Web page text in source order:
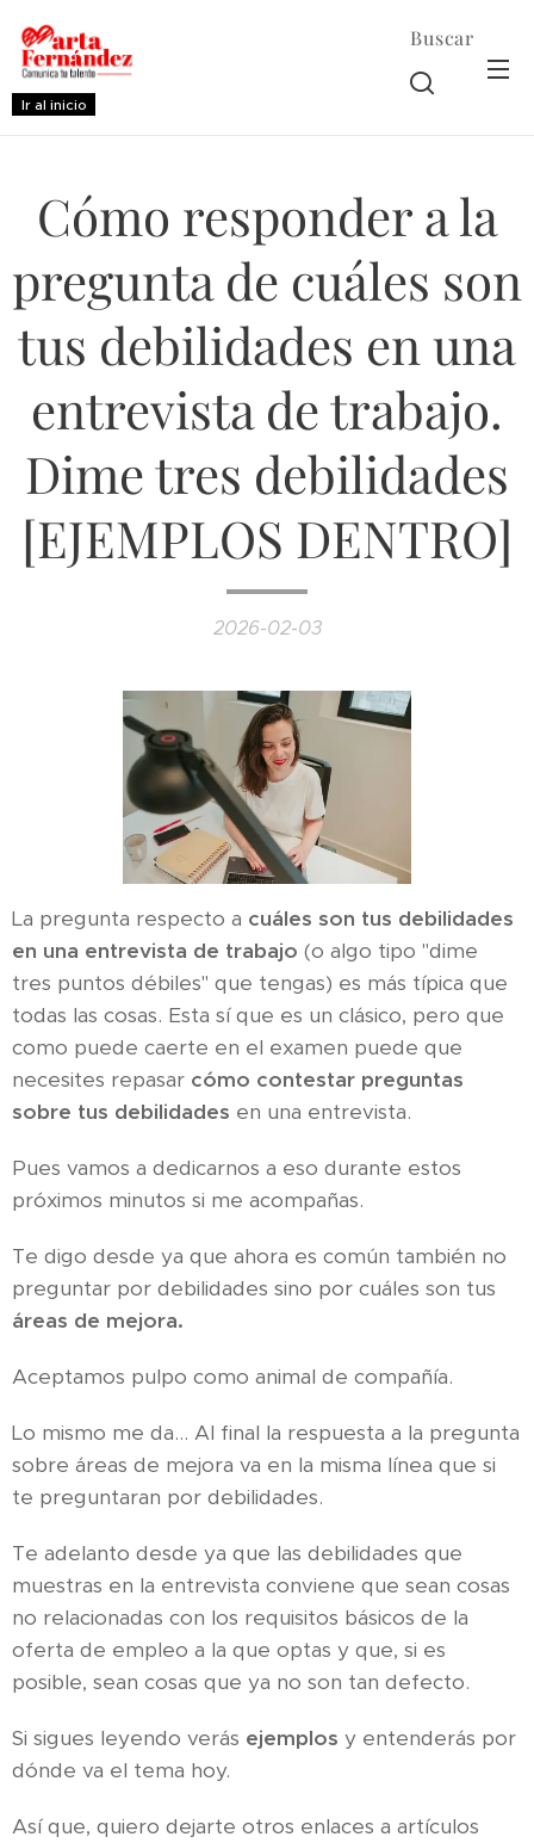
Ir al inicio
Buscar
Cómo responder a la
pregunta de cuáles son
tus debilidades en una
entrevista de trabajo.
Dime tres debilidades
[EJEMPLOS DENTRO]
2026-02-03
La pregunta respecto a cuáles son tus debilidades
en una entrevista de trabajo (o algo tipo "dime
tres puntos débiles" que tengas) es más típica que
todas las cosas. Esta sí que es un clásico, pero que
como puede caerte en el examen puede que
necesites repasar cómo contestar preguntas
sobre tus debilidades en una entrevista.
Pues vamos a dedicarnos a eso durante estos
próximos minutos si me acompañas.
Te digo desde ya que ahora es común también no
preguntar por debilidades sino por cuáles son tus
áreas de mejora.
Aceptamos pulpo como animal de compañía.
Lo mismo me da… Al final la respuesta a la pregunta
sobre áreas de mejora va en la misma línea que si
te preguntaran por debilidades.
Te adelanto desde ya que las debilidades que
muestras en la entrevista conviene que sean cosas
no relacionadas con los requisitos básicos de la
oferta de empleo a la que optas y que, si es
posible, sean cosas que ya no son tan defecto.
Si sigues leyendo verás ejemplos y entenderás por
dónde va el tema hoy.
Así que, quiero dejarte otros enlaces a artículos